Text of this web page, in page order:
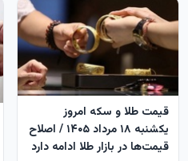
قیمت طلا و سکه امروز
یکشنبه ۱۸ مرداد ۱۴۰۵ / اصلاح
قیمت‌ها در بازار طلا ادامه دارد